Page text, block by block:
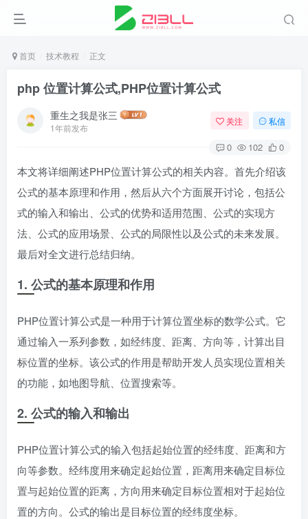
首页 技术教程 正文
php 位置计算公式,PHP位置计算公式
重生之我是张三
1年前发布
关注 私信
0 102 0
本文将详细阐述PHP位置计算公式的相关内容。首先介绍该
公式的基本原理和作用，然后从六个方面展开讨论，包括公
式的输入和输出、公式的优势和适用范围、公式的实现方
法、公式的应用场景、公式的局限性以及公式的未来发展。
最后对全文进行总结归纳。
1. 公式的基本原理和作用
PHP位置计算公式是一种用于计算位置坐标的数学公式。它
通过输入一系列参数，如经纬度、距离、方向等，计算出目
标位置的坐标。该公式的作用是帮助开发人员实现位置相关
的功能，如地图导航、位置搜索等。
2. 公式的输入和输出
PHP位置计算公式的输入包括起始位置的经纬度、距离和方
向等参数。经纬度用来确定起始位置，距离用来确定目标位
置与起始位置的距离，方向用来确定目标位置相对于起始位
置的方向。公式的输出是目标位置的经纬度坐标。